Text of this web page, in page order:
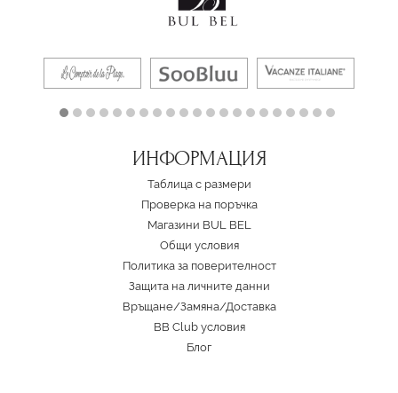
ИНФОРМАЦИЯ
Таблица с размери
Проверка на поръчка
Магазини BUL BEL
Oбщи условия
Политика за поверителност
Защита на личните данни
Връщане/Замяна/Доставка
BB Club условия
Блог